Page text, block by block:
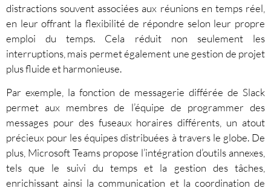
distractions souvent associées aux réunions en temps réel,
en leur offrant la flexibilité de répondre selon leur propre
emploi du temps. Cela réduit non seulement les
interruptions, mais permet également une gestion de projet
plus fluide et harmonieuse.
Par exemple, la fonction de messagerie différée de Slack
permet aux membres de l’équipe de programmer des
messages pour des fuseaux horaires différents, un atout
précieux pour les équipes distribuées à travers le globe. De
plus, Microsoft Teams propose l’intégration d’outils annexes,
tels que le suivi du temps et la gestion des tâches,
enrichissant ainsi la communication et la coordination de